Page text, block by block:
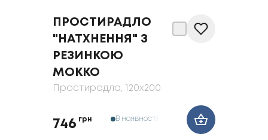
ПРОСТИРАДЛО
"НАТХНЕННЯ" З
РЕЗИНКОЮ
МОККО
Простирадла, 120x200
746 грн В наявності